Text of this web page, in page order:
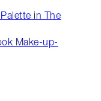
in The
Make-up-